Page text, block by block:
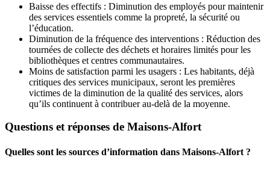
Baisse des effectifs : Diminution des employés pour maintenir
des services essentiels comme la propreté, la sécurité ou
l’éducation.
Diminution de la fréquence des interventions : Réduction des
tournées de collecte des déchets et horaires limités pour les
bibliothèques et centres communautaires.
Moins de satisfaction parmi les usagers : Les habitants, déjà
critiques des services municipaux, seront les premières
victimes de la diminution de la qualité des services, alors
qu’ils continuent à contribuer au-delà de la moyenne.
Questions et réponses de Maisons-Alfort
Quelles sont les sources d’information dans Maisons-Alfort ?